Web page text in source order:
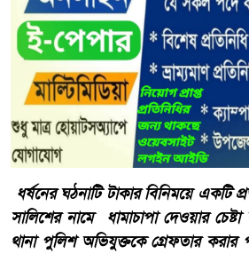
ধর্ষনের ঘঠনাটি টাকার বিনিময়ে একটি
সালিশের নামে ধামাচাপা দেওয়ার
থানা পুলিশ অভিযুক্তকে গ্রেফতার করার